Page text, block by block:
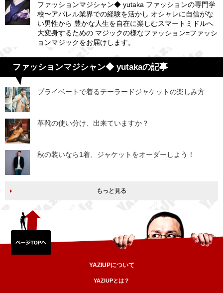
ファッションマジシャン◆ yutaka ファッションの専門学
校〜アパレル業界での経験を活かし オシャレに自信がな
い男性から 豊かな人生を自在に楽しむスマートミドルへ
大変身するための マジックの様なファッション=ファッシ
ョンマジックをお届けします。
ファッションマジシャン◆ yutakaの記事
プライベートで着るテーラードジャケットの楽しみ方
革靴の使い分け、出来ていますか？
秋の装いなら1着、ジャケットをオーダーしよう！
もっと見る
YAZIUPについて
YAZIUPとは？